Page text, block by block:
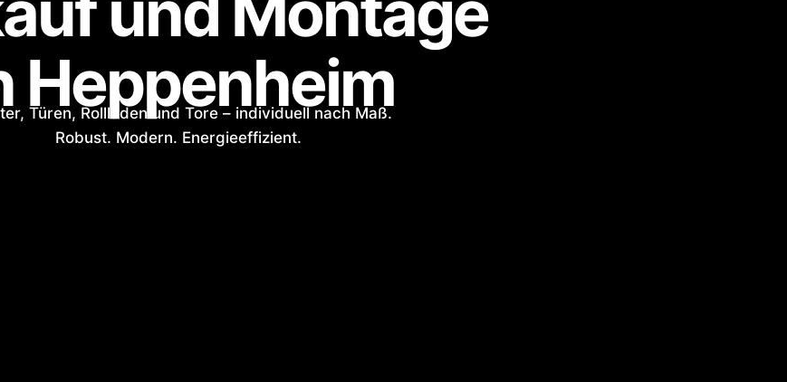
Heppenheim
Türen, Rollläden und Tore – individuell nach Maß.
Robust. Modern. Energieeffizient.